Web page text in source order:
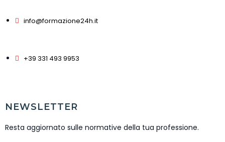
info@formazione24h.it
+39 331 493 9953
NEWSLETTER
Resta aggiornato sulle normative della tua professione.